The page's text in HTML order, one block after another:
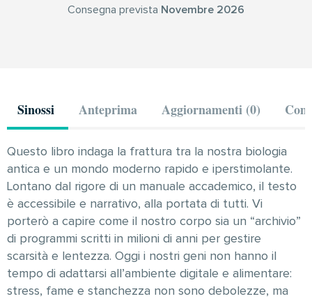
Consegna prevista Novembre 2026
Sinossi Anteprima Aggiornamenti (0)
Questo libro indaga la frattura tra la nostra biologia
antica e un mondo moderno rapido e iperstimolante.
Lontano dal rigore di un manuale accademico, il testo
è accessibile e narrativo, alla portata di tutti. Vi
porterò a capire come il nostro corpo sia un “archivio”
di programmi scritti in milioni di anni per gestire
scarsità e lentezza. Oggi i nostri geni non hanno il
tempo di adattarsi all’ambiente digitale e alimentare:
stress, fame e stanchezza non sono debolezze, ma